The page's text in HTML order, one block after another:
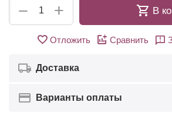
+
− В
Отложить Сравнить
Доставка
Варианты оплаты